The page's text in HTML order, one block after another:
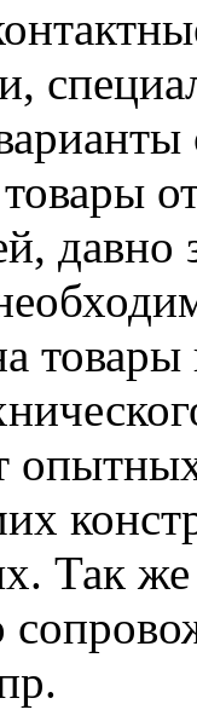
давно
Так